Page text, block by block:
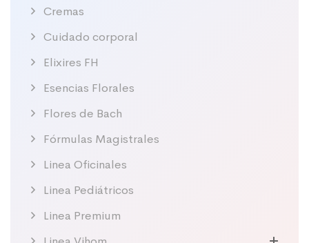
Cremas
Cuidado corporal
Elixires FH
Esencias Florales
Flores de Bach
Fórmulas Magistrales
Linea Oficinales
Linea Pediátricos
Linea Premium